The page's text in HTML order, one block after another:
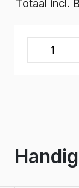
Totaal incl.
INFINITY